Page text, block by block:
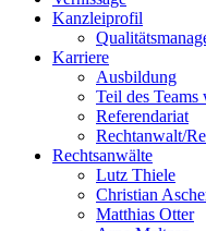
Kanzleiprofil
Karriere
Ausbildung
Teil des
Referendariat
Rechtanwalt/
Rechtsanwälte
Lutz Thiele
Christian
Matthias Otter